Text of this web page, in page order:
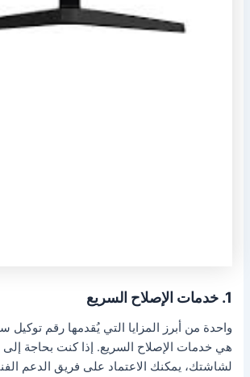
1. خدمات الإصلاح السريع
واحدة من أبرز المزايا التي يُقدمها رقم
هي خدمات الإصلاح السريع. إذا كنت بحاجة
لشاشتك، يمكنك الاعتماد على فريق الدعم